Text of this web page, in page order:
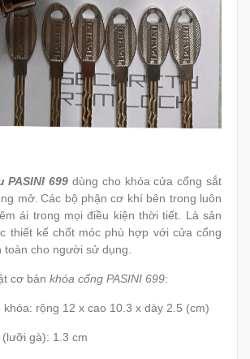
PASINI 699 dùng cho khóa cửa cổng sắt
mở. Các bộ phận cơ khí bên trong luôn
ái trong mọi điều kiện thời tiết. Là sản
thiết kế chốt móc phù hợp với cửa cổng
toàn cho người sử dụng.
cơ bản khóa cổng PASINI 699:
rộng 12 x cao 10.3 x dày 2.5 (cm)
gà): 1.3 cm